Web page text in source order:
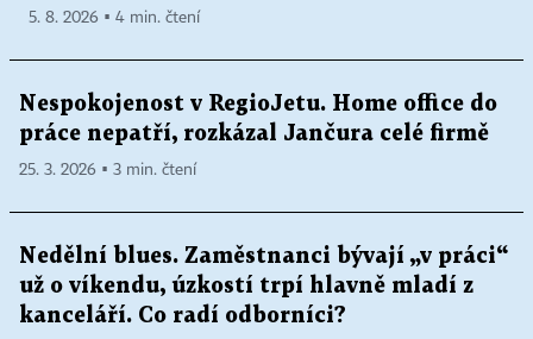
5. 8. 2026 ▪ 4 min. čtení
Nespokojenost v RegioJetu. Home office do
práce nepatří, rozkázal Jančura celé firmě
25. 3. 2026 ▪ 3 min. čtení
Nedělní blues. Zaměstnanci bývají „v práci“
už o víkendu, úzkostí trpí hlavně mladí z
kanceláří. Co radí odborníci?